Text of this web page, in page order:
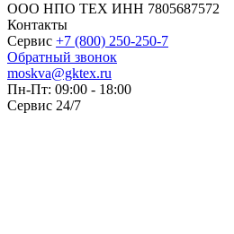
ООО НПО ТЕХ ИНН 7805687572
Контакты
Сервис +7 (800) 250-250-7
Обратный звонок
moskva@gktex.ru
Пн-Пт: 09:00 - 18:00
Сервис 24/7